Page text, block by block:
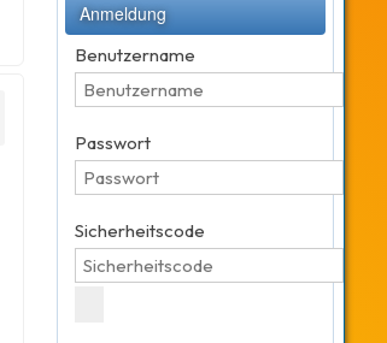
Anmeldung
Benutzername
Passwort
Sicherheitscode